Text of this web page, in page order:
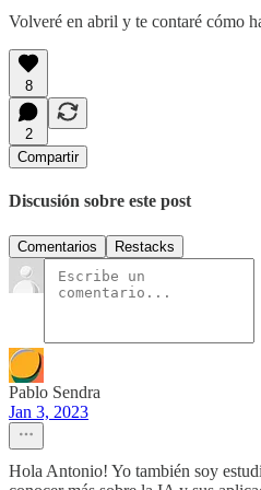
Volveré en abril y te contaré cómo
8
2
Compartir
Discusión sobre este post
Comentarios Restacks
Pablo Sendra
Jan 3, 2023
Hola Antonio! Yo también soy